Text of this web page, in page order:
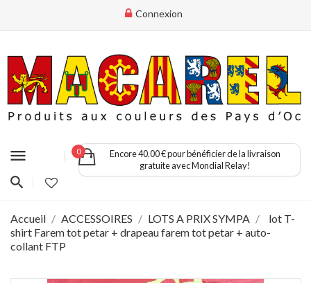
Connexion
menu 0
Encore 40.00 € pour bénéficier de la livraison
gratuite avec Mondial Relay!
Accueil ACCESSOIRES LOTS A PRIX SYMPA
lot T-
shirt Farem tot petar + drapeau farem tot petar + auto-
collant FTP